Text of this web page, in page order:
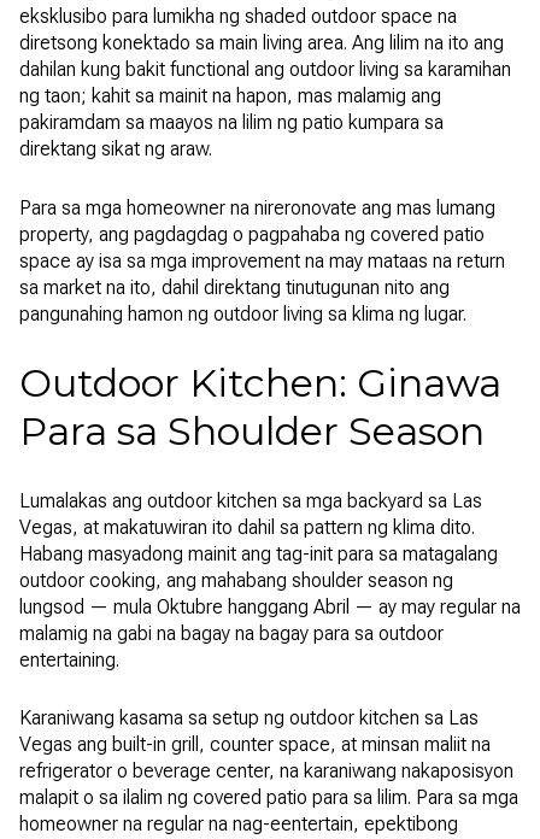
eksklusibo para lumikha ng shaded outdoor space na
diretsong konektado sa main living area. Ang lilim na ito ang
dahilan kung bakit functional ang outdoor living sa karamihan
ng taon; kahit sa mainit na hapon, mas malamig ang
pakiramdam sa maayos na lilim ng patio kumpara sa
direktang sikat ng araw.
Para sa mga homeowner na nireronovate ang mas lumang
property, ang pagdagdag o pagpahaba ng covered patio
space ay isa sa mga improvement na may mataas na return
sa market na ito, dahil direktang tinutugunan nito ang
pangunahing hamon ng outdoor living sa klima ng lugar.
Outdoor Kitchen: Ginawa
Para sa Shoulder Season
Lumalakas ang outdoor kitchen sa mga backyard sa Las
Vegas, at makatuwiran ito dahil sa pattern ng klima dito.
Habang masyadong mainit ang tag-init para sa matagalang
outdoor cooking, ang mahabang shoulder season ng
lungsod — mula Oktubre hanggang Abril — ay may regular na
malamig na gabi na bagay na bagay para sa outdoor
entertaining.
Karaniwang kasama sa setup ng outdoor kitchen sa Las
Vegas ang built-in grill, counter space, at minsan maliit na
refrigerator o beverage center, na karaniwang nakaposisyon
malapit o sa ilalim ng covered patio para sa lilim. Para sa mga
homeowner na regular na nag-eentertain, epektibong